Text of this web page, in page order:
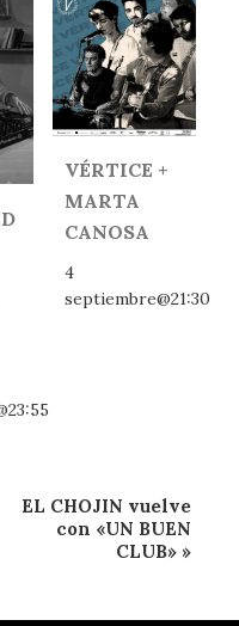
VÉRTICE +
MARTA
CANOSA
4
septiembre@21:30
EL CHOJIN vuelve
con «UN BUEN
CLUB» »